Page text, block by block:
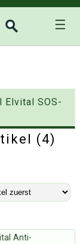
☰
Elvital SOS-
(4)
Anti-